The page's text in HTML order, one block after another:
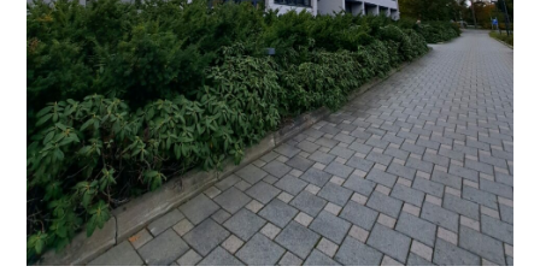
MAINOSTAJILLE
FÖR
ANNONSÖRER